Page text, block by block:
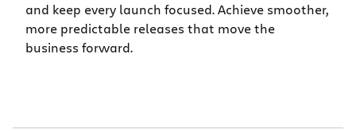
and keep every launch focused. Achieve smoother,
more predictable releases that move the
business forward.